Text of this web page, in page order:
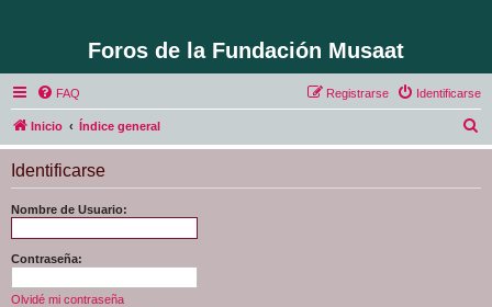
Foros de la Fundación Musaat
FAQ Identificarse
Registrarse
Inicio Índice general
u
Identificarse
Nombre de Usuario:
Contraseña:
Olvidé mi contraseña